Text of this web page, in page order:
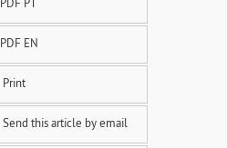
PDF PT
PDF EN
Print
Send this article by email